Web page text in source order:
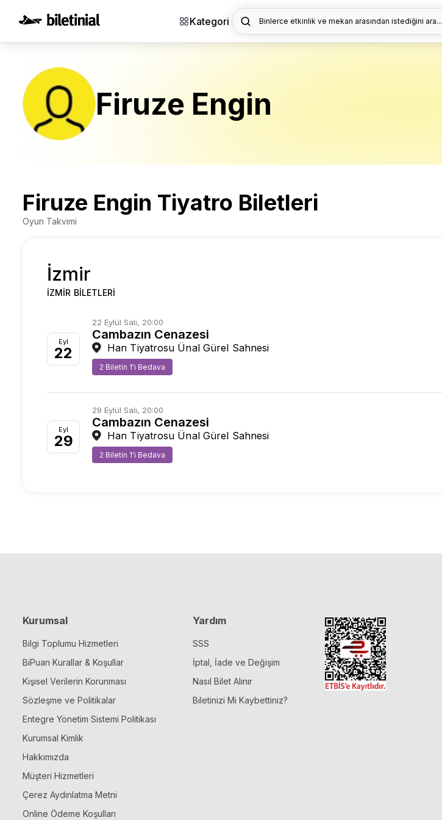
Kategori Binlerce etkinlik ve mekan arasından istediğini ara...
Firuze Engin
Firuze Engin Tiyatro Biletleri
Oyun Takvimi
İzmir
İZMIR BILETLERI
Eyl
22
22 Eylül Salı, 20:00
Cambazın Cenazesi
Han Tiyatrosu Ünal Gürel Sahnesi
2 Biletin 1'i Bedava
Eyl
29
29 Eylül Salı, 20:00
Cambazın Cenazesi
Han Tiyatrosu Ünal Gürel Sahnesi
2 Biletin 1'i Bedava
Kurumsal
Bilgi Toplumu Hizmetleri
BiPuan Kurallar & Koşullar
Kişisel Verilerin Korunması
Sözleşme ve Politikalar
Entegre Yönetim Sistemi Politikası
Kurumsal Kimlik
Hakkımızda
Müşteri Hizmetleri
Çerez Aydınlatma Metni
Online Ödeme Koşulları
Yardım
SSS
İptal, İade ve Değişim
Nasıl Bilet Alınır
Biletinizi Mi Kaybettiniz?